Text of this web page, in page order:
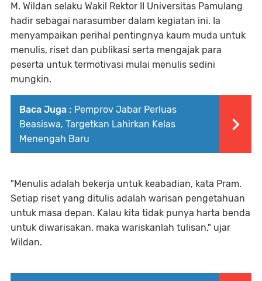
M. Wildan selaku Wakil Rektor II Universitas Pamulang
hadir sebagai narasumber dalam kegiatan ini. Ia
menyampaikan perihal pentingnya kaum muda untuk
menulis, riset dan publikasi serta mengajak para
peserta untuk termotivasi mulai menulis sedini
mungkin.
Baca Juga : Pemprov Jabar Perluas
Beasiswa, Targetkan Lahirkan Kelas
Menengah Baru
"Menulis adalah bekerja untuk keabadian, kata Pram.
Setiap riset yang ditulis adalah warisan pengetahuan
untuk masa depan. Kalau kita tidak punya harta benda
untuk diwarisakan, maka wariskanlah tulisan," ujar
Wildan.